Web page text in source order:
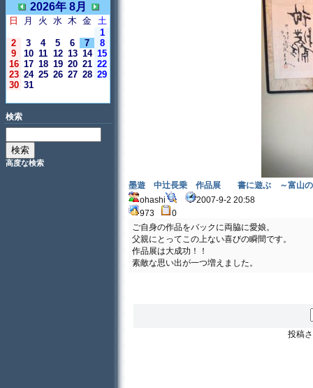
2026年 8月
日 月 火 水 木 金 土
1
2
3 4 5 6 7
8
9
10 11 12 13 14 15
16 17 18 19 20 21 22
23 24 25 26 27 28 29
30 31
検索
高度な検索
墨遊 中辻長乗 作品展 書に遊ぶ ～富山の
ohashi
2007-9-2 20:58
973
0
ご自身の作品をバックに両脇に愛娘。
父親にとってこの上ない喜びの瞬間です。
作品展は大成功！！
素敵な思い出が一つ増えました。
投稿